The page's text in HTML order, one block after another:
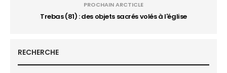
PROCHAIN ARCTICLE
Trebas (81) : des objets sacrés volés à l'église
RECHERCHE